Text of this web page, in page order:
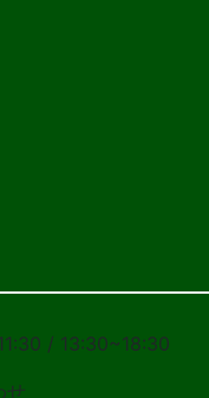
/ 13:30~18:30
せ